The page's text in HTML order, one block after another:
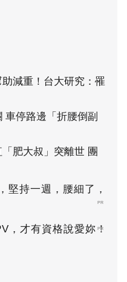
減重！台大研究：罹
車停路邊「折腰倒副
肥大叔」突離世 團
堅持一週，腰細了，
PR
，才有資格說愛妳！
PR